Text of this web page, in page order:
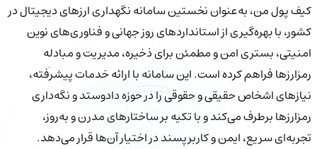
کیف‌ پول من، به‌عنوان نخستین سامانه نگهداری ارزهای دیجیتال در
کشور، با بهره‌گیری از استانداردهای روز جهانی و فناوری‌های نوین
امنیتی، بستری امن و مطمئن برای ذخیره، مدیریت و مبادله
رمزارزها فراهم کرده است. این سامانه با ارائه خدمات پیشرفته،
نیازهای اشخاص حقیقی و حقوقی را در حوزه دادوستد و نگه‌داری
رمزارزها برطرف می‌کند و با تکیه بر ساختارهای مدرن و به‌روز،
تجربه‌ای سریع، ایمن و کاربرپسند در اختیار آن‌ها قرار می‌دهد.